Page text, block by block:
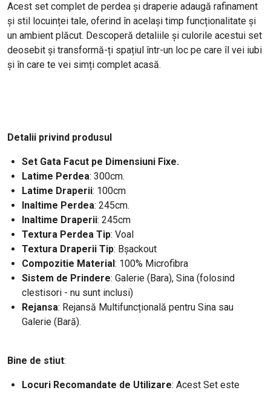
Acest set complet de perdea și draperie adaugă rafinament
și stil locuinței tale, oferind în același timp funcționalitate și
un ambient plăcut. Descoperă detaliile și culorile acestui set
deosebit și transformă-ți spațiul într-un loc pe care îl vei iubi
și în care te vei simți complet acasă.
Detalii privind produsul
Set Gata Facut pe Dimensiuni Fixe.
Latime Perdea: 300cm.
Latime Draperii: 100cm
Inaltime Perdea: 245cm.
Inaltime Draperii: 245cm
Textura Perdea Tip: Voal
Textura Draperii Tip: Bșackout
Compozitie Material: 100% Microfibra
Sistem de Prindere: Galerie (Bara), Sina (folosind
clestisori - nu sunt inclusi)
Rejansa: Rejansă Multifuncțională pentru Sina sau
Galerie (Bară).
Bine de stiut:
Locuri Recomandate de Utilizare: Acest Set este